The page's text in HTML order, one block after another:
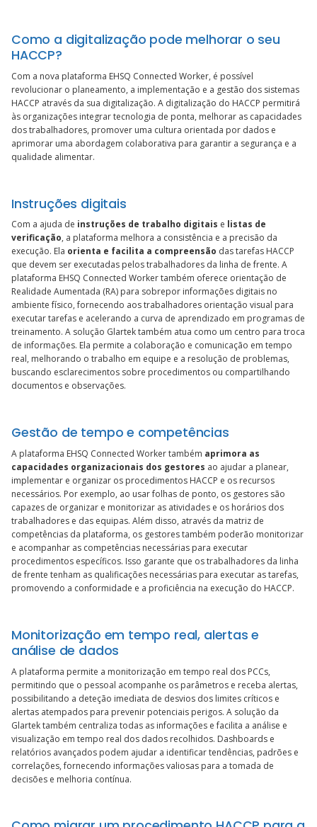
Como a digitalização pode melhorar o seu
HACCP?
Com a nova plataforma EHSQ Connected Worker, é possível
revolucionar o planeamento, a implementação e a gestão dos sistemas
HACCP através da sua digitalização. A digitalização do HACCP permitirá
às organizações integrar tecnologia de ponta, melhorar as capacidades
dos trabalhadores, promover uma cultura orientada por dados e
aprimorar uma abordagem colaborativa para garantir a segurança e a
qualidade alimentar.
Instruções digitais
Com a ajuda de instruções de trabalho digitais e listas de
verificação, a plataforma melhora a consistência e a precisão da
execução. Ela orienta e facilita a compreensão das tarefas HACCP
que devem ser executadas pelos trabalhadores da linha de frente. A
plataforma EHSQ Connected Worker também oferece orientação de
Realidade Aumentada (RA) para sobrepor informações digitais no
ambiente físico, fornecendo aos trabalhadores orientação visual para
executar tarefas e acelerando a curva de aprendizado em programas de
treinamento. A solução Glartek também atua como um centro para troca
de informações. Ela permite a colaboração e comunicação em tempo
real, melhorando o trabalho em equipe e a resolução de problemas,
buscando esclarecimentos sobre procedimentos ou compartilhando
documentos e observações.
Gestão de tempo e competências
A plataforma EHSQ Connected Worker também aprimora as
capacidades organizacionais dos gestores ao ajudar a planear,
implementar e organizar os procedimentos HACCP e os recursos
necessários. Por exemplo, ao usar folhas de ponto, os gestores são
capazes de organizar e monitorizar as atividades e os horários dos
trabalhadores e das equipas. Além disso, através da matriz de
competências da plataforma, os gestores também poderão monitorizar
e acompanhar as competências necessárias para executar
procedimentos específicos. Isso garante que os trabalhadores da linha
de frente tenham as qualificações necessárias para executar as tarefas,
promovendo a conformidade e a proficiência na execução do HACCP.
Monitorização em tempo real, alertas e
análise de dados
A plataforma permite a monitorização em tempo real dos PCCs,
permitindo que o pessoal acompanhe os parâmetros e receba alertas,
possibilitando a deteção imediata de desvios dos limites críticos e
alertas atempados para prevenir potenciais perigos. A solução da
Glartek também centraliza todas as informações e facilita a análise e
visualização em tempo real dos dados recolhidos. Dashboards e
relatórios avançados podem ajudar a identificar tendências, padrões e
correlações, fornecendo informações valiosas para a tomada de
decisões e melhoria contínua.